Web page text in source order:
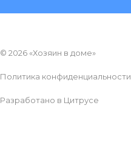
© 2026 «Хозяин в доме»
Политика конфиденциальности
Разработано в Цитрусе